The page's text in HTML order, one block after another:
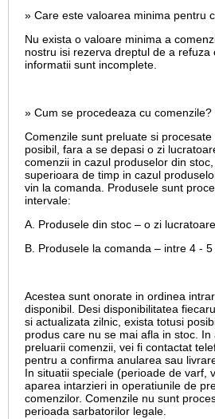
» Care este valoarea minima pentru
Nu exista o valoare minima a
nostru isi rezerva dreptul de a refuza
informatii sunt incomplete.
» Cum se procedeaza cu comenzile?
Comenzile sunt preluate si
posibil, fara a se depasi o zi
comenzii in cazul produselor din
superioara de timp in cazul
vin la comanda. Produsele sunt
intervale:
A. Produsele din stoc – o zi
B. Produsele la comanda – intre 4 -
Acestea sunt onorate in ordinea
disponibil. Desi disponibilitatea
si actualizata zilnic, exista totusi
produs care nu se mai afla in stoc.
preluarii comenzii, vei fi contactat
pentru a confirma anularea sau
In situatii speciale (perioade de varf,
aparea intarzieri in operatiunile de
comenzilor. Comenzile nu sunt
perioada sarbatorilor legale.